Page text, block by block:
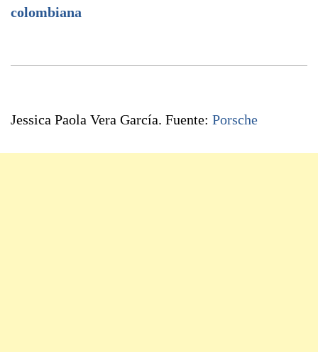
colombiana
Jessica Paola Vera García. Fuente: Porsche